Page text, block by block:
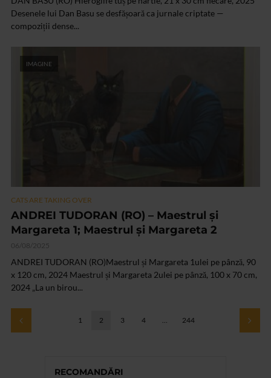
Desenele lui Dan Basu se desfășoară ca jurnale criptate —
compoziții dense...
IMAGINE
CATS ARE TAKING OVER
ANDREI TUDORAN (RO) – Maestrul și
Margareta 1; Maestrul și Margareta 2
06/08/2025
ANDREI TUDORAN (RO)Maestrul și Margareta 1ulei pe pânză, 90
x 120 cm, 2024 Maestrul și Margareta 2ulei pe pânză, 100 x 70 cm,
2024 „La un birou...
1 2 3 4 … 244
RECOMANDĂRI